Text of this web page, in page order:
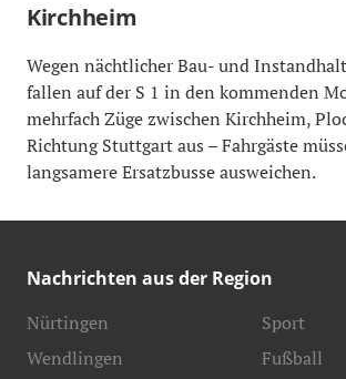
Kirchheim
Wegen nächtlicher Bau- und
fallen auf der S 1 in den kommenden
mehrfach Züge zwischen Kirchheim,
Richtung Stuttgart aus – Fahrgäste
langsamere Ersatzbusse ausweichen.
Nachrichten aus der Region
Nürtingen
Wendlingen
Sport
Fußball